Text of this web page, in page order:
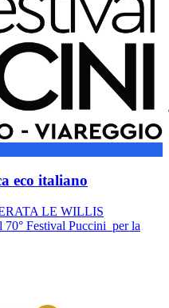
eco italiano
LE WILLIS
70° Festival Puccini per la